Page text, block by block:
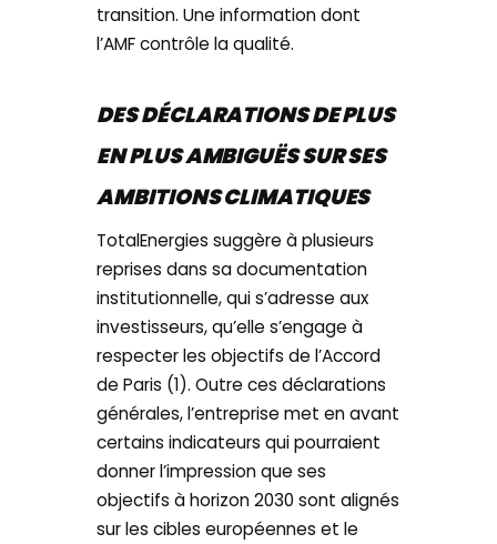
transition. Une information dont
l’AMF contrôle la qualité.
DES DÉCLARATIONS DE PLUS
EN PLUS AMBIGUËS SUR SES
AMBITIONS CLIMATIQUES
TotalEnergies suggère à plusieurs
reprises dans sa documentation
institutionnelle, qui s’adresse aux
investisseurs, qu’elle s’engage à
respecter les objectifs de l’Accord
de Paris (1). Outre ces déclarations
générales, l’entreprise met en avant
certains indicateurs qui pourraient
donner l’impression que ses
objectifs à horizon 2030 sont alignés
sur les cibles européennes et le